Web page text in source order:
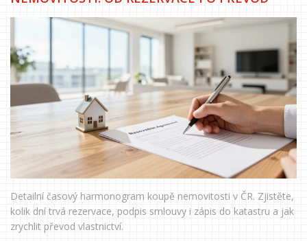
Detailní časový harmonogram koupě nemovitosti v ČR. Zjistěte,
kolik dní trvá rezervace, podpis smlouvy i zápis do katastru a jak
zrychlit převod vlastnictví.